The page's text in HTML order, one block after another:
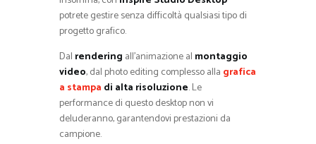
potrete gestire senza difficoltà qualsiasi tipo di
progetto grafico.
Dal rendering all’animazione al montaggio
video, dal photo editing complesso alla grafica
a stampa di alta risoluzione. Le
performance di questo desktop non vi
deluderanno, garantendovi prestazioni da
campione.